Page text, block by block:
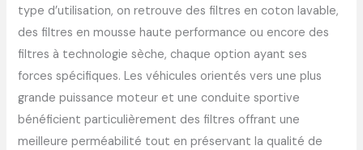
type d’utilisation, on retrouve des filtres en coton lavable,
des filtres en mousse haute performance ou encore des
filtres à technologie sèche, chaque option ayant ses
forces spécifiques. Les véhicules orientés vers une plus
grande puissance moteur et une conduite sportive
bénéficient particulièrement des filtres offrant une
meilleure perméabilité tout en préservant la qualité de